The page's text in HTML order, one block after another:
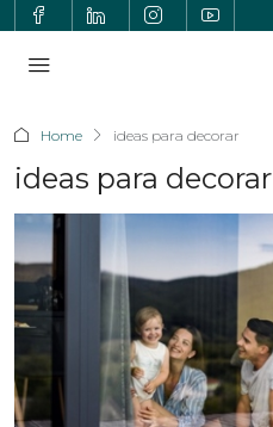
Home ideas para decorar
ideas para decorar